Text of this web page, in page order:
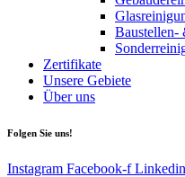
Baustellen-
Zertifikate
Unsere Gebiete
Über uns
Folgen Sie uns!
Instagram Facebook-f Linkedin